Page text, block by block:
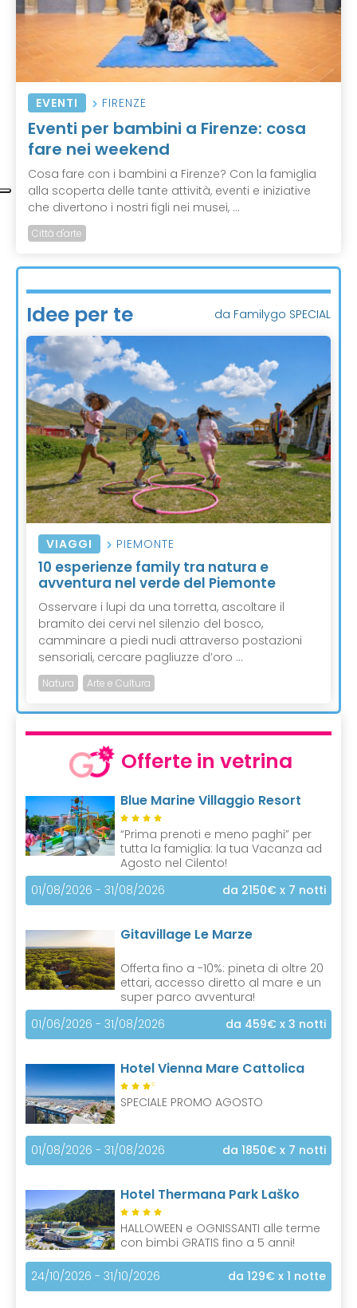
EVENTI FIRENZE
Eventi per bambini a Firenze: cosa
fare nei weekend
Cosa fare con i bambini a Firenze? Con la famiglia
alla scoperta delle tante attività, eventi e iniziative
che divertono i nostri figli nei musei, ...
Città d'arte
Idee per te da Familygo SPECIAL
VIAGGI PIEMONTE
10 esperienze family tra natura e
avventura nel verde del Piemonte
Osservare i lupi da una torretta, ascoltare il
bramito dei cervi nel silenzio del bosco,
camminare a piedi nudi attraverso postazioni
sensoriali, cercare pagliuzze d’oro ...
Natura Arte e Cultura
Offerte in vetrina
Blue Marine Villaggio Resort
“Prima prenoti e meno paghi” per
tutta la famiglia: la tua Vacanza ad
Agosto nel Cilento!
01/08/2026 - 31/08/2026
da 2150€ x 7 notti
Gitavillage Le Marze
Offerta fino a -10%: pineta di oltre 20
ettari, accesso diretto al mare e un
super parco avventura!
01/06/2026 - 31/08/2026
da 459€ x 3 notti
Hotel Vienna Mare Cattolica
S
SPECIALE PROMO AGOSTO
01/08/2026 - 31/08/2026 da 1850€ x 7 notti
Hotel Thermana Park Laško
HALLOWEEN e OGNISSANTI alle terme
con bimbi GRATIS fino a 5 anni!
24/10/2026 - 31/10/2026 da 129€ x 1 notte